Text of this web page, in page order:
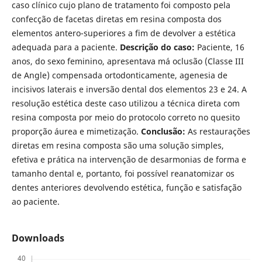
caso clínico cujo plano de tratamento foi composto pela
confecção de facetas diretas em resina composta dos
elementos antero-superiores a fim de devolver a estética
adequada para a paciente. Descrição do caso: Paciente, 16
anos, do sexo feminino, apresentava má oclusão (Classe III
de Angle) compensada ortodonticamente, agenesia de
incisivos laterais e inversão dental dos elementos 23 e 24. A
resolução estética deste caso utilizou a técnica direta com
resina composta por meio do protocolo correto no quesito
proporção áurea e mimetização. Conclusão: As restaurações
diretas em resina composta são uma solução simples,
efetiva e prática na intervenção de desarmonias de forma e
tamanho dental e, portanto, foi possível reanatomizar os
dentes anteriores devolvendo estética, função e satisfação
ao paciente.
Downloads